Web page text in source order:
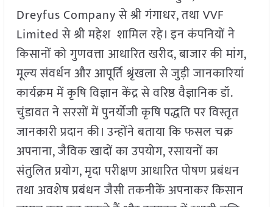
Dreyfus Company से श्री गंगाधर, तथा VVF
Limited से श्री महेश शामिल रहे। इन कंपनियों ने
किसानों को गुणवत्ता आधारित खरीद, बाजार की मांग,
मूल्य संवर्धन और आपूर्ति श्रृंखला से जुड़ी जानकारियां
कार्यक्रम में कृषि विज्ञान केंद्र से वरिष्ठ वैज्ञानिक डॉ.
चुंडावत ने सरसों में पुनर्योजी कृषि पद्धति पर विस्तृत
जानकारी प्रदान की। उन्होंने बताया कि फसल चक्र
अपनाना, जैविक खादों का उपयोग, रसायनों का
संतुलित प्रयोग, मृदा परीक्षण आधारित पोषण प्रबंधन
तथा अवशेष प्रबंधन जैसी तकनीकें अपनाकर किसान